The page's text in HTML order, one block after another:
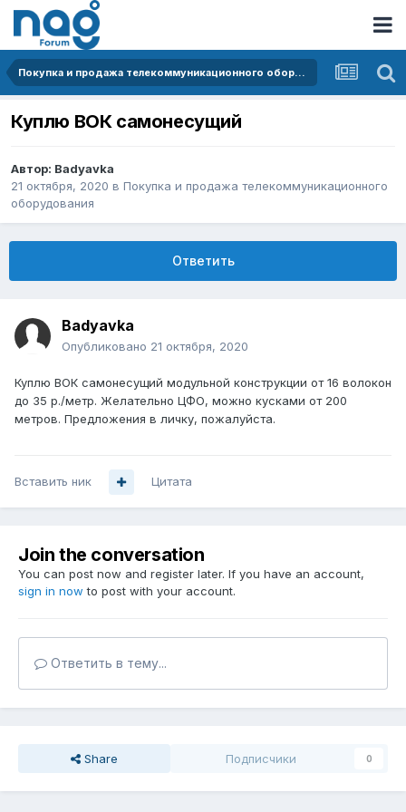
Покупка и продажа телекоммуникационного оборудования
Куплю ВОК самонесущий
Автор: Badyavka
21 октября, 2020 в Покупка и продажа телекоммуникационного
оборудования
Ответить
Badyavka
Опубликовано 21 октября, 2020
Куплю ВОК самонесущий модульной конструкции от 16 волокон
до 35 р./метр. Желательно ЦФО, можно кусками от 200
метров. Предложения в личку, пожалуйста.
Вставить ник Цитата
Join the conversation
You can post now and register later. If you have an account,
sign in now to post with your account.
Ответить в тему...
Share Подписчики 0